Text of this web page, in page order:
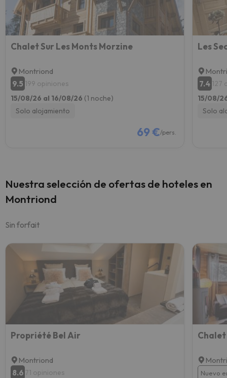
Chalet Sur Les Monts Morzine
Montriond
9.5 199 opiniones
15/08/26 al 16/08/26 (1 noche)
Solo alojamiento
69 €/pers.
Les
7.4 127
15/08/
Solo
Nuestra selección de ofertas de hoteles en
Montriond
Sin forfait
Propriété Bel Air
Montriond
8.6 71 opiniones
Nuevo